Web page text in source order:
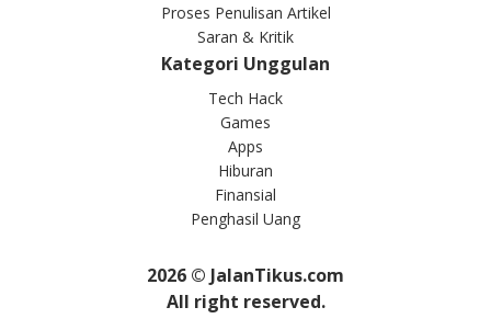
Proses Penulisan Artikel
Saran & Kritik
Kategori Unggulan
Tech Hack
Games
Apps
Hiburan
Finansial
Penghasil Uang
2026 © JalanTikus.com
All right reserved.